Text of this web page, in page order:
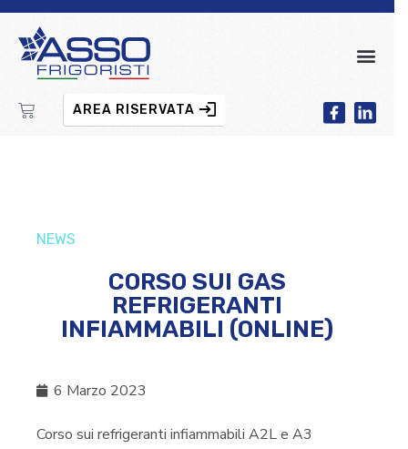
AREA RISERVATA
NEWS
CORSO SUI GAS
REFRIGERANTI
INFIAMMABILI (ONLINE)
6 Marzo 2023
Corso sui refrigeranti infiammabili A2L e A3